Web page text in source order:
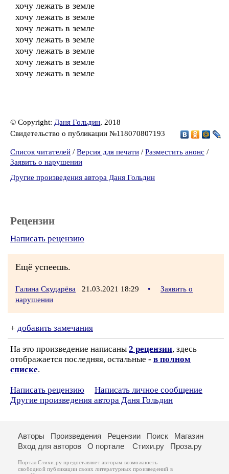
хочу лежать в земле
хочу лежать в земле
хочу лежать в земле
хочу лежать в земле
хочу лежать в земле
хочу лежать в земле
хочу лежать в земле
© Copyright: Даня Гольдин, 2018
Свидетельство о публикации №118070807193
Список читателей / Версия для печати / Разместить анонс /
Заявить о нарушении
Другие произведения автора Даня Гольдин
Рецензии
Написать рецензию
Ещё успеешь.
Галина Скударёва 21.03.2021 18:29 •
Заявить о
нарушении
+ добавить замечания
На это произведение написаны 2 рецензии, здесь
отображается последняя, остальные - в полном
списке.
Написать рецензию
Написать личное сообщение
Другие произведения автора Даня Гольдин
Авторы Произведения Рецензии Поиск
Магазин
Вход для авторов
О портале Стихи.ру Проза.ру
Портал Стихи.ру предоставляет авторам возможность
свободной публикации своих литературных произведений в